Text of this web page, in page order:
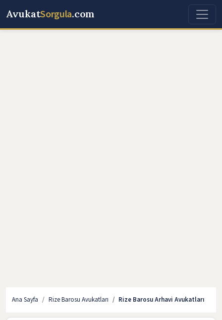
AvukatSorgula.com
Ana Sayfa Rize Barosu Avukatları Rize Barosu Arhavi Avukatları